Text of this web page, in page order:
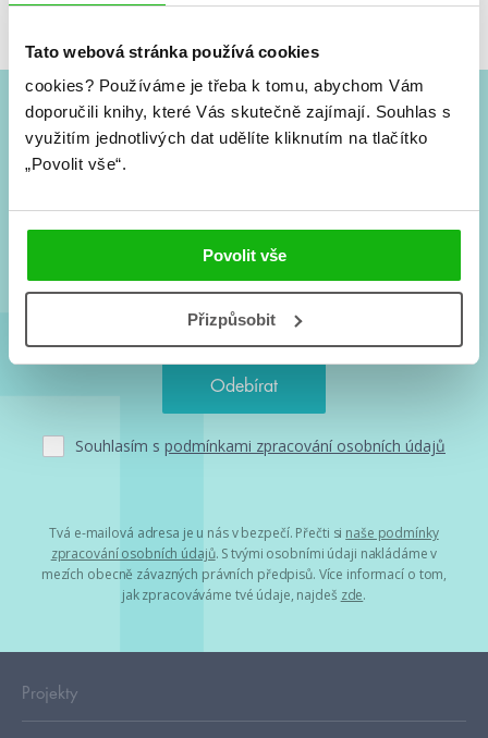
Tato webová stránka používá cookies
cookies? Používáme je třeba k tomu, abychom Vám
doporučili knihy, které Vás skutečně zajímají. Souhlas s
využitím jednotlivých dat udělíte kliknutím na tlačítko
„Povolit vše“.
Povolit vše
Přizpůsobit
#HumbookNews
Nové knihy, co se chystá, kvízy, soutěže, autoři, filmové
a seriálové adaptace a další.
Souhlasím s podmínkami zpracování osobních údajů
Tvá e-mailová adresa je u nás v bezpečí. Přečti si naše podmínky
zpracování osobních údajů. S tvými osobními údaji nakládáme v
mezích obecně závazných právních předpisů. Více informací o tom,
jak zpracováváme tvé údaje, najdeš zde.
Projekty